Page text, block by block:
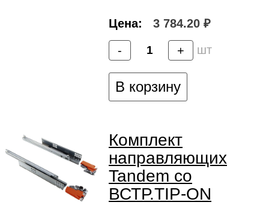
Цена: 3 784.20 ₽
- + шт
В корзину
Комплект
направляющих
Tandem со
ВСТР.TIP-ON